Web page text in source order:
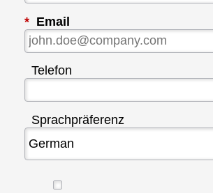
* Email
Telefon
Sprachpräferenz